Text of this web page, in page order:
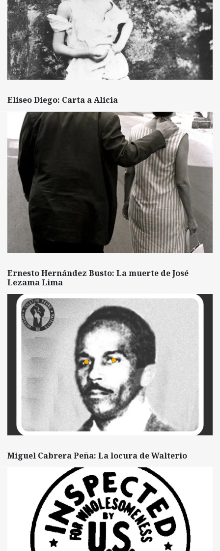
Eliseo Diego: Carta a Alicia
Ernesto Hernández Busto: La muerte de José
Lezama Lima
Miguel Cabrera Peña: La locura de Walterio